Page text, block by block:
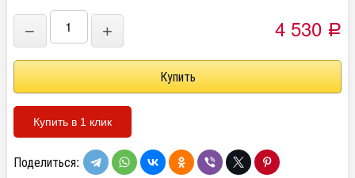
− + 4 530 Р
Купить в 1 клик
Поделиться: